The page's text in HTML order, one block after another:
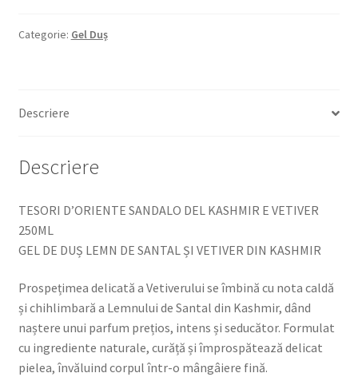
DEL
250ML
DUȘ
DE
SANTAL
ȘI
DIN
KASHMIR
Categorie: Gel Duș
Descriere
Descriere
TESORI D’ORIENTE SANDALO DEL KASHMIR E VETIVER
250ML
GEL DE DUȘ LEMN DE SANTAL ȘI VETIVER DIN KASHMIR
Prospețimea delicată a Vetiverului se îmbină cu nota caldă
și chihlimbară a Lemnului de Santal din Kashmir, dând
naștere unui parfum prețios, intens și seducător. Formulat
cu ingrediente naturale, curăță și împrospătează delicat
pielea, învăluind corpul într-o mângâiere fină.